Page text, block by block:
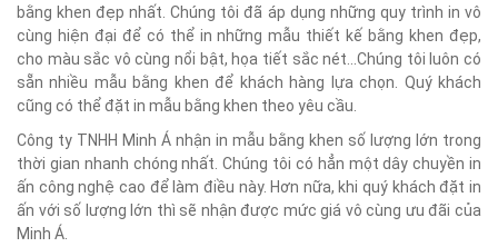
bằng khen đẹp nhất. Chúng tôi đã áp dụng những quy trình in vô
cùng hiện đại để có thể in những mẫu thiết kế bằng khen đẹp,
cho màu sắc vô cùng nổi bật, họa tiết sắc nét...Chúng tôi luôn có
sẵn nhiều mẫu bằng khen để khách hàng lựa chọn. Quý khách
cũng có thể đặt in mẫu bằng khen theo yêu cầu.
Công ty TNHH Minh Á nhận in mẫu bằng khen số lượng lớn trong
thời gian nhanh chóng nhất. Chúng tôi có hẳn một dây chuyền in
ấn công nghệ cao để làm điều này. Hơn nữa, khi quý khách đặt in
ấn với số lượng lớn thì sẽ nhận được mức giá vô cùng ưu đãi của
Minh Á.